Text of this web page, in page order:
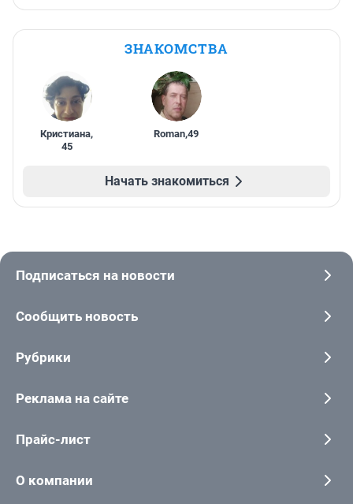
ЗНАКОМСТВА
Кристиана,
45
Roman,49
Начать знакомиться
Подписаться на новости
Сообщить новость
Рубрики
Реклама на сайте
Прайс-лист
О компании